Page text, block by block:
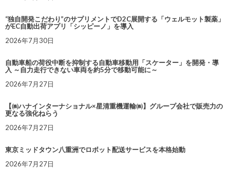
“独自開発こだわり”のサプリメントでD2C展開する「ウェルモット製薬」
がEC自動出荷アプリ「シッピーノ」を導入
2026年7月30日
自動車船の荷役中断を抑制する自動車移動用「スケーター」を開発・導
入 ～自力走行できない車両を約5分で移動可能に～
2026年7月27日
【㈱ハナインターナショナル×星清重機運輸㈱】グループ会社で販売力の
更なる強化ねらう
2026年7月27日
東京ミッドタウン八重洲でロボット配送サービスを本格始動
2026年7月27日